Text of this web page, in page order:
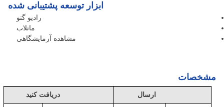
ابزار توسعه پشتیبانی شده
رادیو گنو
ماتلاب
مشاهده آزمایشگاهی
مشخصات
ارسال دریافت کنید